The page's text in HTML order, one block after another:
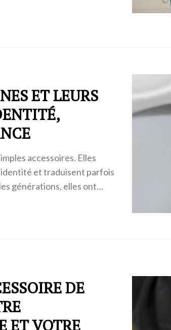
ET LEURS
accessoires. Elles
et traduisent parfois
générations, elles ont…
DE
ET VOTRE